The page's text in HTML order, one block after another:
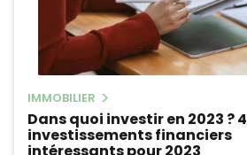
IMMOBILIER
Dans quoi investir en 2023 ? 4
investissements financiers